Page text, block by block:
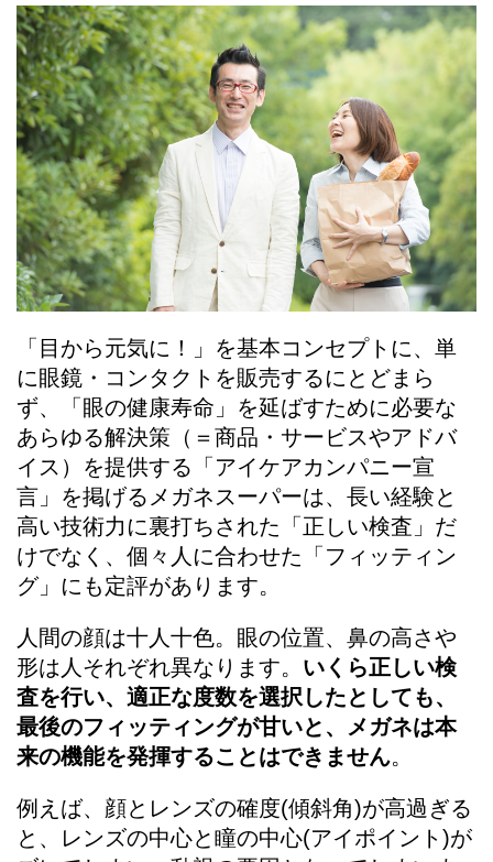
「目から元気に！」を基本コンセプトに、単
に眼鏡・コンタクトを販売するにとどまら
ず、「眼の健康寿命」を延ばすために必要な
あらゆる解決策（＝商品・サービスやアドバ
イス）を提供する「アイケアカンパニー宣
言」を掲げるメガネスーパーは、長い経験と
高い技術力に裏打ちされた「正しい検査」だ
けでなく、個々人に合わせた「フィッティン
グ」にも定評があります。
人間の顔は十人十色。眼の位置、鼻の高さや
形は人それぞれ異なります。 いくら正しい検
査を行い、適正な度数を選択したとしても、
最後のフィッティングが甘いと、メガネは本
来の機能を発揮することはできません。
例えば、顔とレンズの確度(傾斜角)が高過ぎる
と、レンズの中心と瞳の中心(アイポイント)が